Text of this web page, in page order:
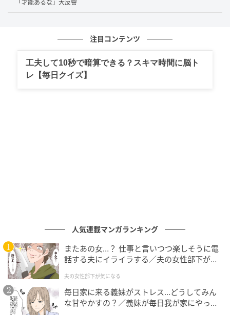
真島さんのコーディネートに注目するファンも多く、
「抜群」「生まれてきてくれてありがとう」などとメ
ロメロの様子。髪方やメイクの影響か、いつも以上に
若々しく見えたファンもいたようで「なんかばぶでか
わいい」とコメントするファンもいました。
生誕記念オンラインチェキサイン会で、多くのファン
「才能あるな」大反響
注目コンテンツ
工夫して10秒で暗算できる？スキマ時間に脳ト
レ【毎日クイズ】
人気連載マンガランキング
またあの女…？ 仕事と言いつつ楽しそうに電
話する夫にイライラする／夫の女性部下が気
夫の女性部下が気になる
毎日家に来る義妹がストレス…どうしてみん
な甘やかすの？／義妹が毎日我が家にやって